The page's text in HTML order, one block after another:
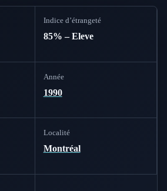
Indice d’étrangeté
85% – Eleve
Année
1990
Localité
Montréal